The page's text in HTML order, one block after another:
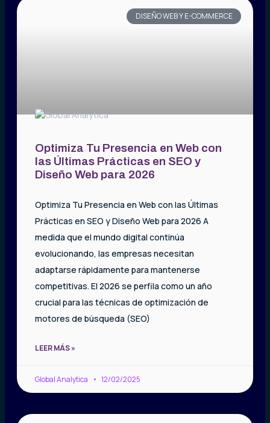
DISEÑO WEB Y E-COMMERCE
Optimiza Tu Presencia en Web con
las Últimas Prácticas en SEO y
Diseño Web para 2026
Optimiza Tu Presencia en Web con las Últimas
Prácticas en SEO y Diseño Web para 2026 A
medida que el mundo digital continúa
evolucionando, las empresas necesitan
adaptarse rápidamente para mantenerse
competitivas. El 2026 se perfila como un año
crucial para las técnicas de optimización de
motores de búsqueda (SEO)
LEER MÁS »
Global Analytica 12/02/2025